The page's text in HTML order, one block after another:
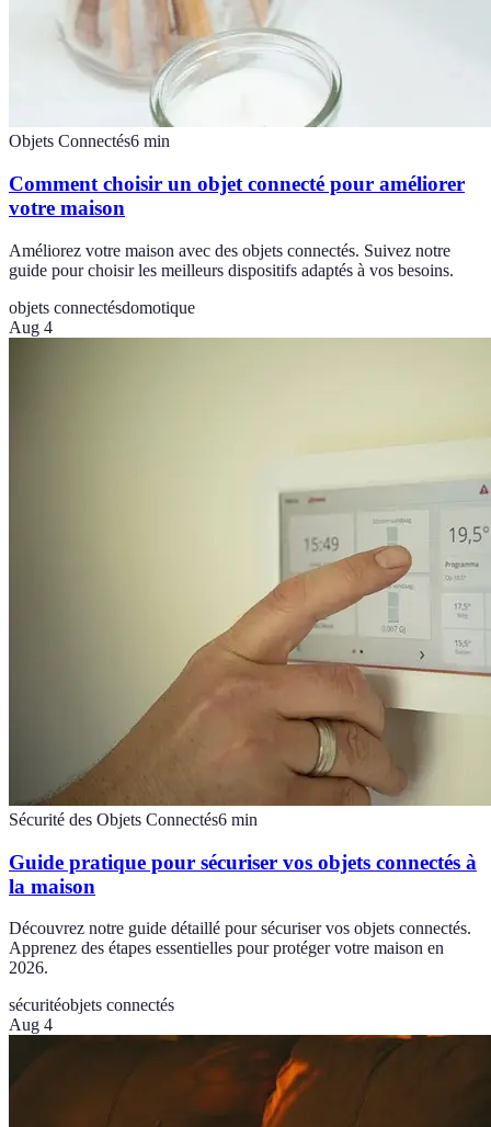
Objets Connectés6 min
Comment choisir un objet connecté pour améliorer
votre maison
Améliorez votre maison avec des objets connectés. Suivez notre
guide pour choisir les meilleurs dispositifs adaptés à vos besoins.
objets connectésdomotique
Aug 4
Sécurité des Objets Connectés6 min
Guide pratique pour sécuriser vos objets connectés à
la maison
Découvrez notre guide détaillé pour sécuriser vos objets connectés.
Apprenez des étapes essentielles pour protéger votre maison en
2026.
sécuritéobjets connectés
Aug 4